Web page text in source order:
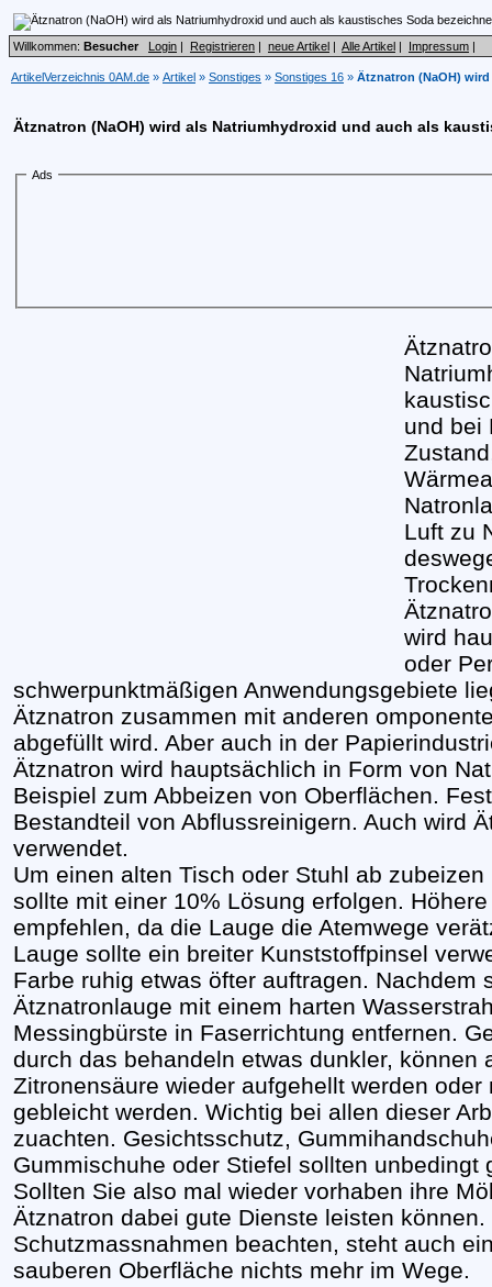
Willkommen: Besucher Login | Registrieren | neue Artikel | Alle Artikel | Impressum |
ArtikelVerzeichnis 0AM.de » Artikel » Sonstiges » Sonstiges 16 » Ätznatron (NaOH)
Ätznatron (NaOH) wird als Natriumhydroxid und auch als
Ads
und bei
Luft zu
wird
oder
schwerpunktmäßigen Anwendungsgebiete
Ätznatron zusammen mit anderen
abgefüllt wird. Aber auch in der
Ätznatron wird hauptsächlich in Form von
Beispiel zum Abbeizen von Oberflächen.
Bestandteil von Abflussreinigern. Auch wird
verwendet.
Um einen alten Tisch oder Stuhl ab
sollte mit einer 10% Lösung erfolgen.
empfehlen, da die Lauge die Atemwege
Lauge sollte ein breiter Kunststoffpinsel
Farbe ruhig etwas öfter auftragen. Nachdem
Ätznatronlauge mit einem harten
Messingbürste in Faserrichtung entfernen.
durch das behandeln etwas dunkler, können
Zitronensäure wieder aufgehellt werden
gebleicht werden. Wichtig bei allen dieser
zuachten. Gesichtsschutz,
Gummischuhe oder Stiefel sollten unbedingt
Sollten Sie also mal wieder vorhaben ihre
Ätznatron dabei gute Dienste leisten
Schutzmassnahmen beachten, steht auch
sauberen Oberfläche nichts mehr im Wege.